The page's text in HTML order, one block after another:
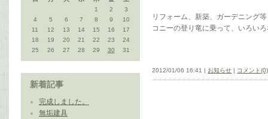
1
2
3
4
5 6 7 8 9
10
11
12 13 14 15 16
17
18
19 20 21 22 23
24
25
26 27 28 29 30 31
新着記事
完成しました。
無垢建具
リフォーム、新築、ガーデニング
コニーの登り竜に乗って、いろい
2012/01/06 16:41 | お知らせ コメント(0)